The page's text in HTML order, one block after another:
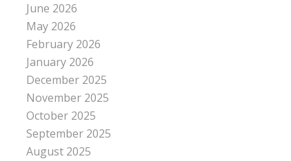
June 2026
May 2026
February 2026
January 2026
December 2025
November 2025
October 2025
September 2025
August 2025